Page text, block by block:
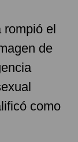
el
de
como